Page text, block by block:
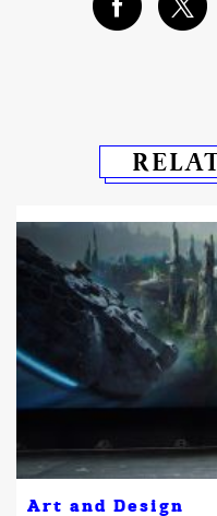
Art and Design